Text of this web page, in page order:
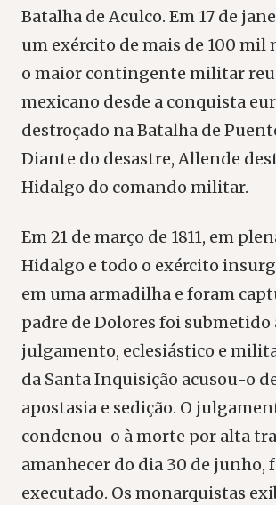
Batalha de Aculco. Em 17 de
um exército de mais de 100 mil
o maior contingente militar
mexicano desde a conquista
destroçado na Batalha de
Diante do desastre, Allende
Hidalgo do comando militar.
Em 21 de março de 1811, em
Hidalgo e todo o exército
em uma armadilha e foram
padre de Dolores foi submetido
julgamento, eclesiástico e
da Santa Inquisição acusou-o
apostasia e sedição. O
condenou-o à morte por alta
amanhecer do dia 30 de junho,
executado. Os monarquistas